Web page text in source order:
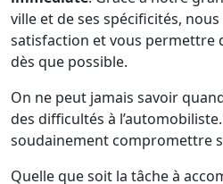
ville et de ses spécificités,
satisfaction et vous permettre
dès que possible.
On ne peut jamais savoir
des difficultés à
soudainement compromettre
Quelle que soit la tâche à